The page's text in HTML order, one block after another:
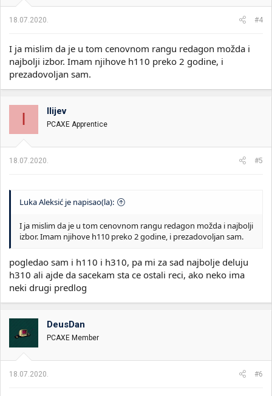
18.07.2020. #4
I ja mislim da je u tom cenovnom rangu redagon možda i
najbolji izbor. Imam njihove h110 preko 2 godine, i
prezadovoljan sam.
I Ilijev
PCAXE Apprentice
18.07.2020. #5
Luka Aleksić je napisao(la):
I ja mislim da je u tom cenovnom rangu redagon možda i najbolji
izbor. Imam njihove h110 preko 2 godine, i prezadovoljan sam.
pogledao sam i h110 i h310, pa mi za sad najbolje deluju
h310 ali ajde da sacekam sta ce ostali reci, ako neko ima
neki drugi predlog
DeusDan
PCAXE Member
18.07.2020. #6